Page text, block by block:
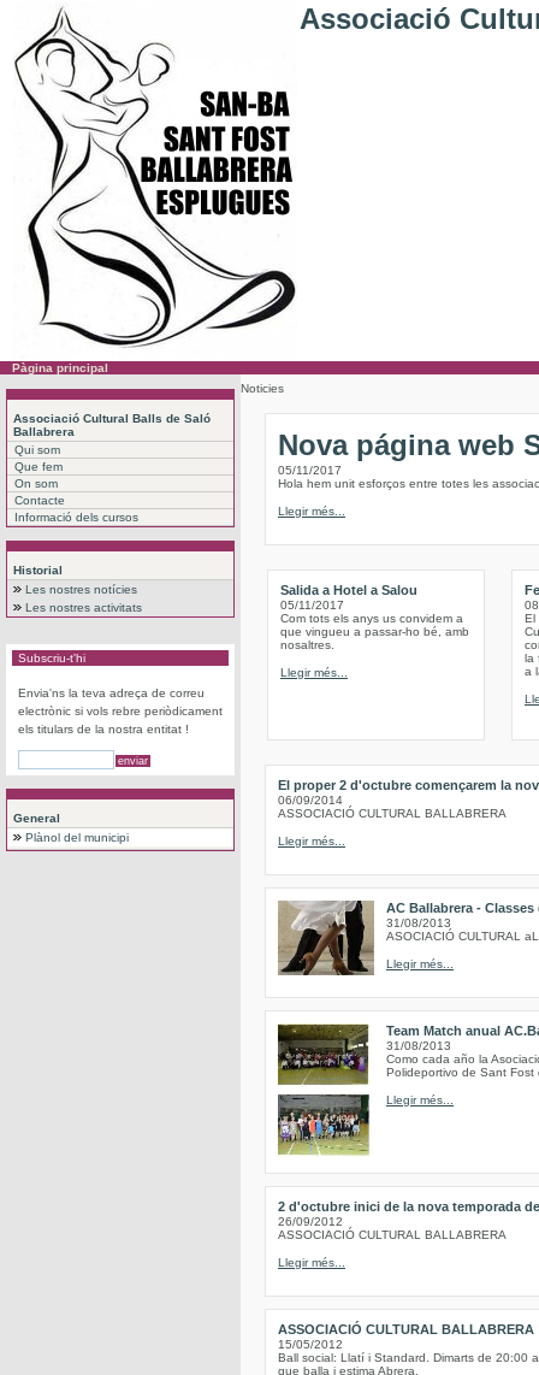
Associació
Pàgina principal
Associació Cultural Balls de Saló
Ballabrera
Qui som
Que fem
On som
Contacte
Informació dels cursos
Historial
Les nostres notícies
Les nostres activitats
Subscriu-t'hi
Envia'ns la teva adreça de correu
electrònic si vols rebre periòdicament
els titulars de la nostra entitat !
General
Plànol del municipi
Noticies
Nova página web
05/11/2017
Hola hem unit esforços entre totes les
Llegir més...
Salida a Hotel a Salou
05/11/2017
Com tots els anys us convidem a
que vingueu a passar-ho bé, amb
nosaltres.
Llegir més...
El
la
a
El proper 2 d'octubre començarem la
06/09/2014
ASSOCIACIÓ CULTURAL BALLABRERA
Llegir més...
AC Ballabrera -
31/08/2013
ASOCIACIÓ CULTURAL
Llegir més...
Team Match anual
31/08/2013
Como cada año la
Polideportivo de Sant Fost
Llegir més...
2 d'octubre inici de la nova temporada
26/09/2012
ASSOCIACIÓ CULTURAL BALLABRERA
Llegir més...
ASSOCIACIÓ CULTURAL BALLABRERA
15/05/2012
Ball social: Llatí i Standard. Dimarts de 20:00
que balla i estima Abrera.